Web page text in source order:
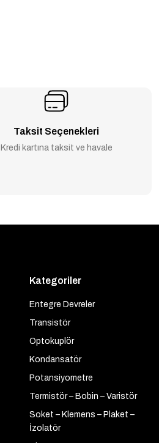
Taksit Seçenekleri
Kredi kartına taksit ve havale
Kategoriler
Entegre Devreler
Transistör
Optokuplör
Kondansatör
Potansiyometre
Termistör – Bobin – Varistör
Soket – Klemens – Plaket –
İzolatör